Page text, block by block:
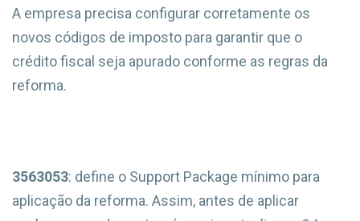
A empresa precisa configurar corretamente os
novos códigos de imposto para garantir que o
crédito fiscal seja apurado conforme as regras da
reforma.
3563053: define o Support Package mínimo para
aplicação da reforma. Assim, antes de aplicar